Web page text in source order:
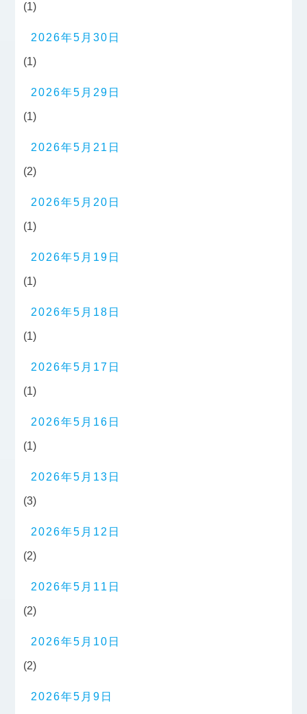
(1)
2026年5月30日
(1)
2026年5月29日
(1)
2026年5月21日
(2)
2026年5月20日
(1)
2026年5月19日
(1)
2026年5月18日
(1)
2026年5月17日
(1)
2026年5月16日
(1)
2026年5月13日
(3)
2026年5月12日
(2)
2026年5月11日
(2)
2026年5月10日
(2)
2026年5月9日